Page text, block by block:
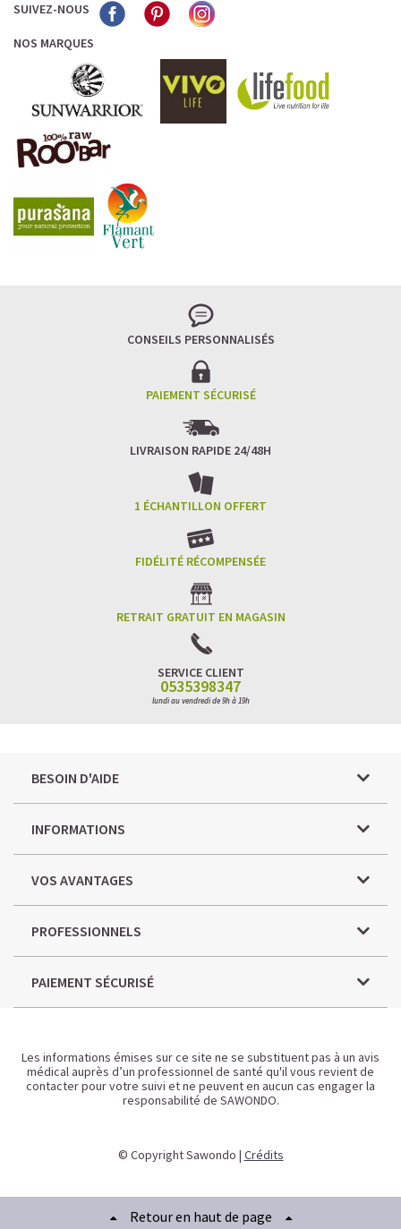
SUIVEZ-NOUS
NOS MARQUES
CONSEILS PERSONNALISÉS
PAIEMENT SÉCURISÉ
LIVRAISON RAPIDE 24/48H
1 ÉCHANTILLON OFFERT
FIDÉLITÉ RÉCOMPENSÉE
RETRAIT GRATUIT EN MAGASIN
SERVICE CLIENT
0535398347
lundi au vendredi de 9h à 19h
BESOIN D'AIDE
INFORMATIONS
VOS AVANTAGES
PROFESSIONNELS
PAIEMENT SÉCURISÉ
Les informations émises sur ce site ne se substituent pas à un avis
médical auprès d’un professionnel de santé qu'il vous revient de
contacter pour votre suivi et ne peuvent en aucun cas engager la
responsabilité de SAWONDO.
© Copyright Sawondo | Crédits
Retour en haut de page